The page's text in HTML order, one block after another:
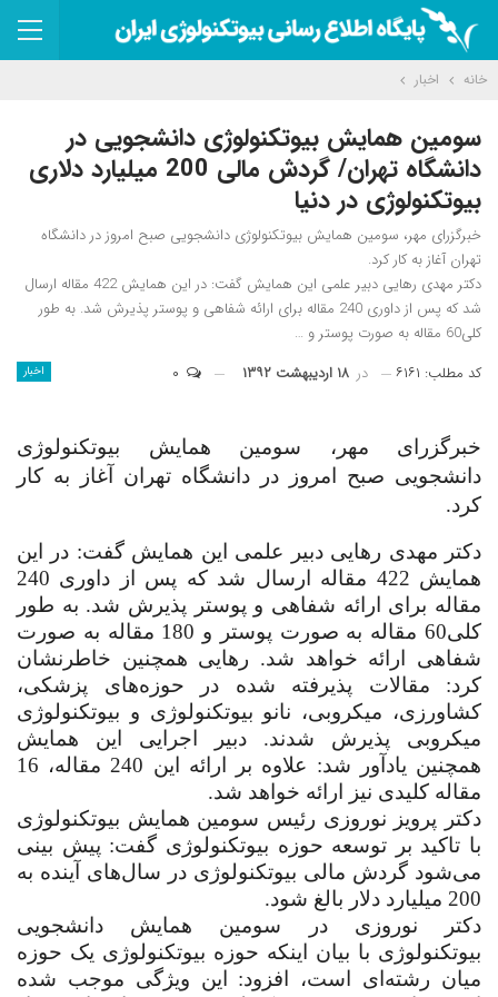
خانه اخبار
سومین همایش بیوتکنولوژی دانشجویی در
دانشگاه تهران/ گردش مالی 200 میلیارد دلاری
بیوتکنولوژی در دنیا
خبرگزرای مهر، سومین همایش بیوتکنولوژی دانشجویی صبح امروز در دانشگاه
تهران آغاز به کار کرد.
دکتر مهدی رهایی دبیر علمی این همایش گفت: در این همایش 422 مقاله ارسال
شد که پس از داوری 240 مقاله برای ارائه شفاهی و پوستر پذیرش شد. به طور
کلی60 مقاله به صورت پوستر و …
اخبار کد مطلب: ۶۱۶۱ در ۱۸ اردیبهشت ۱۳۹۲
خبرگزرای مهر، سومین همایش بیوتکنولوژی
دانشجویی صبح امروز در دانشگاه تهران آغاز به کار
کرد.
دکتر مهدی رهایی دبیر علمی این همایش گفت: در این
همایش 422 مقاله ارسال شد که پس از داوری 240
مقاله برای ارائه شفاهی و پوستر پذیرش شد. به طور
کلی
60 مقاله به صورت پوستر و 180 مقاله به صورت
شفاهی ارائه خواهد شد. رهایی همچنین خاطرنشان
کرد: مقالات پذیرفته شده در حوزه‌های پزشکی،
کشاورزی، میکروبی، نانو بیوتکنولوژی و بیوتکنولوژی
میکروبی پذیرش شدند. دبیر اجرایی این همایش
همچنین یادآور شد: علاوه بر ارائه این 240 مقاله، 16
مقاله کلیدی نیز ارائه خواهد شد.
دکتر پرویز نوروزی رئیس سومین همایش بیوتکنولوژی
با تاکید بر توسعه حوزه بیوتکنولوژی گفت: پیش بینی
می‌شود گردش مالی بیوتکنولوژی در سال‌های آینده به
200 میلیارد دلار بالغ شود
.
دکتر نوروزی در سومین همایش دانشجویی
بیوتکنولوژی با بیان اینکه حوزه بیوتکنولوژی یک حوزه
میان رشته‌ای است، افزود: این ویژگی موجب شده